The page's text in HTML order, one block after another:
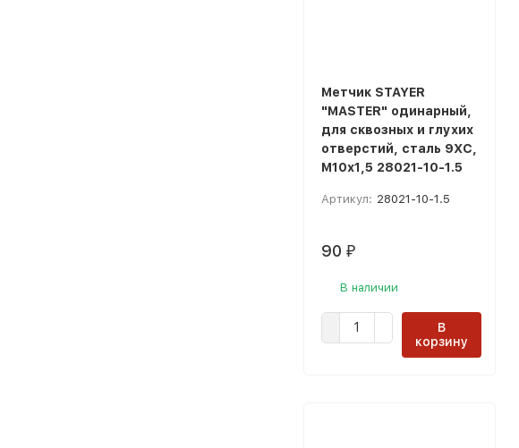
Метчик STAYER
"MASTER" одинарный,
для сквозных и глухих
отверстий, сталь 9ХС,
М10х1,5 28021-10-1.5
Артикул: 28021-10-1.5
90 ₽
В наличии
В
корзину